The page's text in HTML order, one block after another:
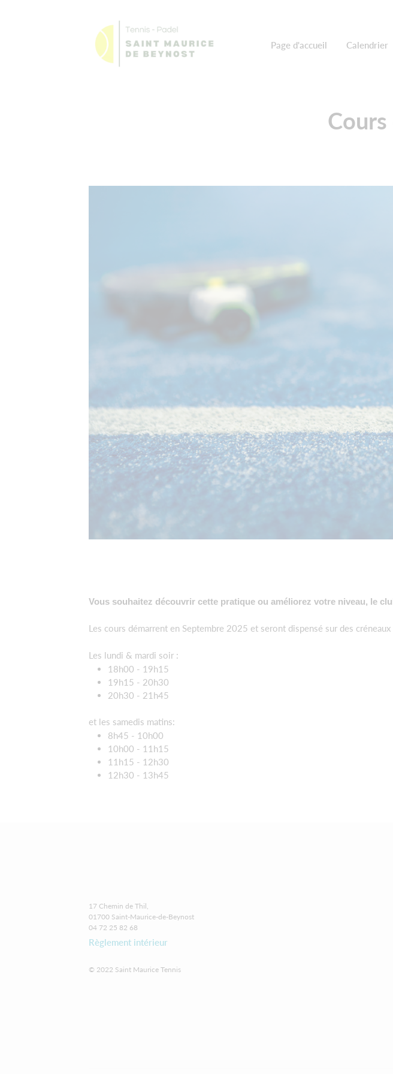
Page d'accueil Calendrier
Vous souhaitez découvrir cette pratique ou améliorez votre niveau, le
Les cours démarrent en Septembre 2025 et seront dispensé sur des
Les lundi & mardi soir :
18h00 - 19h15
19h15 - 20h30
20h30 - 21h45
et les samedis matins:
8h45 - 10h00
10h00 - 11h15
11h15 - 12h30
12h30 - 13h45
17 Chemin de Thil,
01700 Saint-Maurice-de-Beynost
04 72 25 82 68
Règlement intérieur
© 2022 Saint Maurice Tennis